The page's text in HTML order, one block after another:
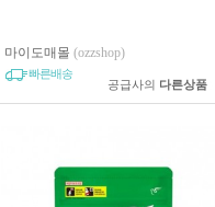
마이도매몰 (ozzshop)
빠른배송
공급사의 다른상품